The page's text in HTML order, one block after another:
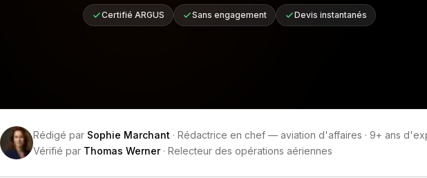
Certifié ARGUS Sans engagement Devis instantanés
Rédigé par Sophie Marchant · Rédactrice en chef — aviation d'affaires · 9+ ans
Vérifié par Thomas Werner· Relecteur des opérations aériennes